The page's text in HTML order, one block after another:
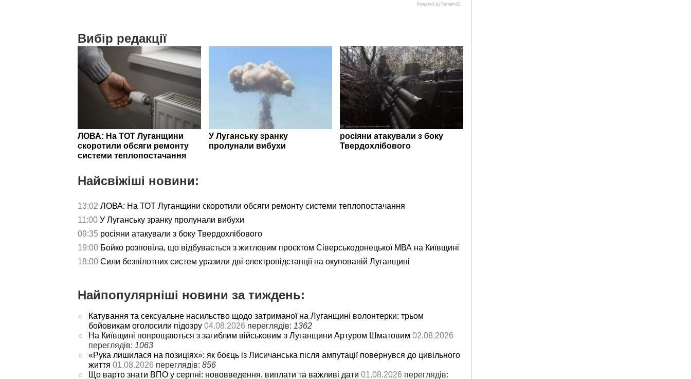
Вибір редакції
ЛОВА: На ТОТ Луганщини
скоротили обсяги ремонту
системи теплопостачання
У Луганську зранку
пролунали вибухи
росіяни атакували з боку
Твердохлібового
Найсвіжіші новини:
13:02 ЛОВА: На ТОТ Луганщини скоротили обсяги ремонту системи теплопостачання
11:00 У Луганську зранку пролунали вибухи
09:35 росіяни атакували з боку Твердохлібового
19:00 Бойко розповіла, що відбувається з житловим проєктом Сіверськодонецької МВА на Київщині
18:00 Сили безпілотних систем уразили дві електропідстанції на окупованій Луганщині
Найпопулярніші новини за тиждень:
Катування та сексуальне насильство щодо затриманої на Луганщині волонтерки: трьом
бойовикам оголосили підозру 04.08.2026 переглядів: 1362
На Київщині попрощаються з загиблим військовим з Луганщини Артуром Шматовим 02.08.2026
переглядів: 1063
«Рука лишилася на позиціях»: як боєць із Лисичанська після ампутації повернувся до цивільного
життя 01.08.2026 переглядів: 856
Що варто знати ВПО у серпні: нововведення, виплати та важливі дати 01.08.2026 переглядів: